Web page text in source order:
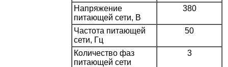
Напряжение
питающей сети, В
380
Частота питающей
сети, Гц
50
Количество фаз
питающей сети
3